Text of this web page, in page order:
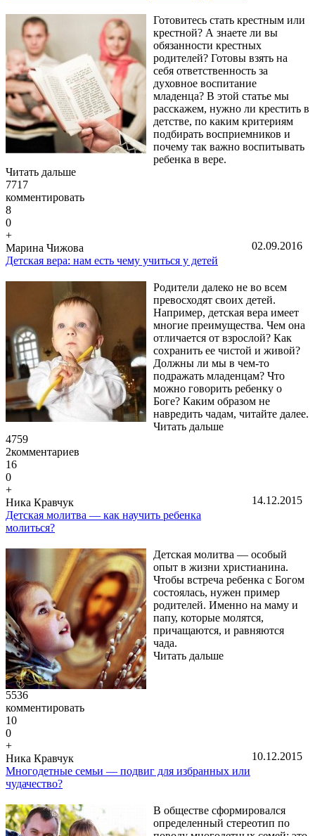
Готовитесь стать крестным или
крестной? А знаете ли вы
обязанности крестных
родителей? Готовы взять на
себя ответственность за
духовное воспитание
младенца? В этой статье мы
расскажем, нужно ли крестить в
детстве, по каким критериям
подбирать восприемников и
почему так важно воспитывать
ребенка в вере.
Читать дальше
7717
комментировать
8
0
+
02.09.2016
Марина Чижова
Детская вера: нам есть чему учиться у детей
Родители далеко не во всем
превосходят своих детей.
Например, детская вера имеет
многие преимущества. Чем она
отличается от взрослой? Как
сохранить ее чистой и живой?
Должны ли мы в чем-то
подражать младенцам? Что
можно говорить ребенку о
Боге? Каким образом не
навредить чадам, читайте далее.
Читать дальше
4759
2комментариев
16
0
+
14.12.2015
Ника Кравчук
Детская молитва — как научить ребенка
молиться?
Детская молитва — особый
опыт в жизни христианина.
Чтобы встреча ребенка с Богом
состоялась, нужен пример
родителей. Именно на маму и
папу, которые молятся,
причащаются, и равняются
чада.
Читать дальше
5536
комментировать
10
0
+
10.12.2015
Ника Кравчук
Многодетные семьи — подвиг для избранных или
чудачество?
В обществе сформировался
определенный стереотип по